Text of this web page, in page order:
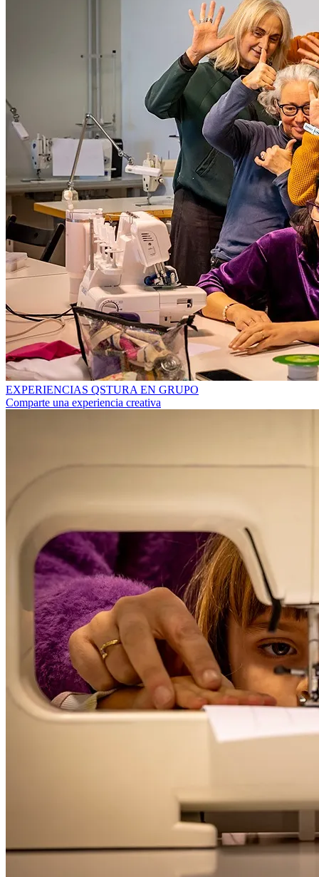
EXPERIENCIAS QSTURA EN GRUPO
Comparte una experiencia creativa